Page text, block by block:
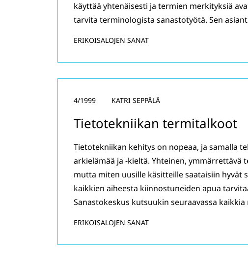
käyttää yhtenäisesti ja termien merkityksiä
tarvita terminologista sanastotyötä. Sen
ERIKOISALOJEN SANAT
Tietotekniikan termitalkoot
4/1999 KATRI SEPPÄLÄ
Tietotekniikan kehitys on nopeaa, ja samalla
arkielämää ja -kieltä. Yhteinen,
mutta miten uusille käsitteille saataisiin hyvät
kaikkien aiheesta kiinnostuneiden apua
Sanastokeskus kutsuukin seuraavassa
ERIKOISALOJEN SANAT